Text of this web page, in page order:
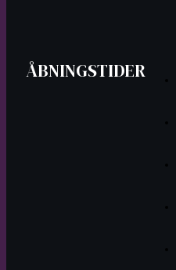
ÅBNINGSTIDER